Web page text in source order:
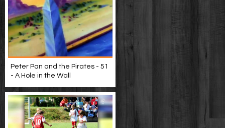
Peter Pan and the Pirates - 51
- A Hole in the Wall